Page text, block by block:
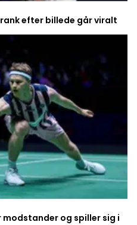
efter billede går viralt
og spiller sig i